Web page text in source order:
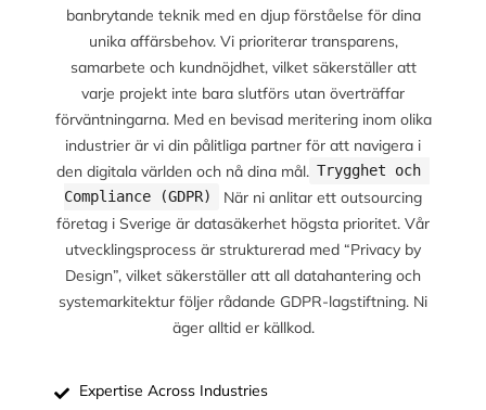
banbrytande teknik med en djup förståelse för dina
unika affärsbehov. Vi prioriterar transparens,
samarbete och kundnöjdhet, vilket säkerställer att
varje projekt inte bara slutförs utan överträffar
förväntningarna. Med en bevisad meritering inom olika
industrier är vi din pålitliga partner för att navigera i
den digitala världen och nå dina mål. Trygghet och
Compliance (GDPR)
När ni anlitar ett outsourcing
företag i Sverige är datasäkerhet högsta prioritet. Vår
utvecklingsprocess är strukturerad med “Privacy by
Design”, vilket säkerställer att all datahantering och
systemarkitektur följer rådande GDPR-lagstiftning. Ni
äger alltid er källkod.
Expertise Across Industries